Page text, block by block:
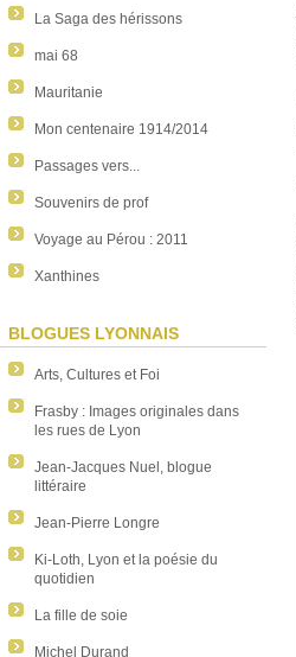
La Saga des hérissons
mai 68
Mauritanie
Mon centenaire 1914/2014
Passages vers...
Souvenirs de prof
Voyage au Pérou : 2011
Xanthines
BLOGUES LYONNAIS
Arts, Cultures et Foi
Frasby : Images originales dans
les rues de Lyon
Jean-Jacques Nuel, blogue
littéraire
Jean-Pierre Longre
Ki-Loth, Lyon et la poésie du
quotidien
La fille de soie
Michel Durand